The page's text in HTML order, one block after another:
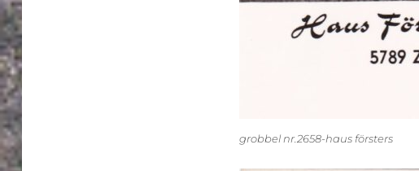
grobbel nr.2658-haus försters